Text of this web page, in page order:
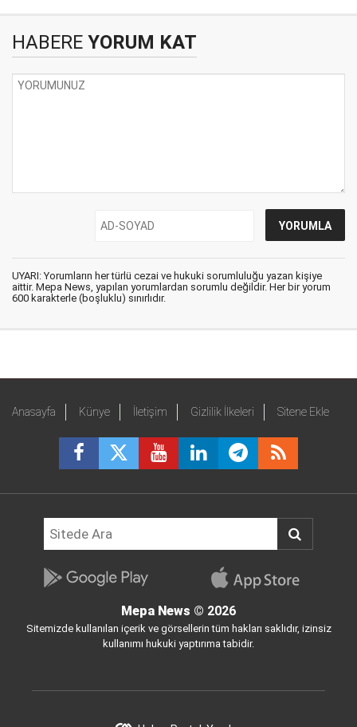
HABERE YORUM KAT
UYARI: Yorumların her türlü cezai ve hukuki sorumluluğu yazan kişiye
aittir. Mepa News, yapılan yorumlardan sorumlu değildir. Her bir yorum
600 karakterle (boşluklu) sınırlıdır.
Anasayfa Künye İletişim Gizlilik İlkeleri Sitene Ekle
Mepa News © 2026
Sitemizde kullanılan içerik ve görsellerin tüm hakları saklıdır, izinsiz
kullanımı hukuki yaptırıma tabidir.